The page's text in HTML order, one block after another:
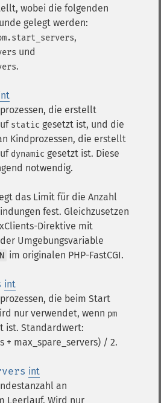
wobei die folgenden
gelegt werden:
,
und
.
die erstellt
static gesetzt ist, und die
Kindprozessen, die erstellt
dynamic gesetzt ist. Diese
notwendig.
das Limit für die Anzahl
fest. Gleichzusetzen
Direktive mit
Umgebungsvariable
im originalen PHP-FastCGI.
int
die beim Start
nur verwendet, wenn pm
ist. Standardwert:
+ max_spare_servers) / 2.
int
an
Leerlauf. Wird nur